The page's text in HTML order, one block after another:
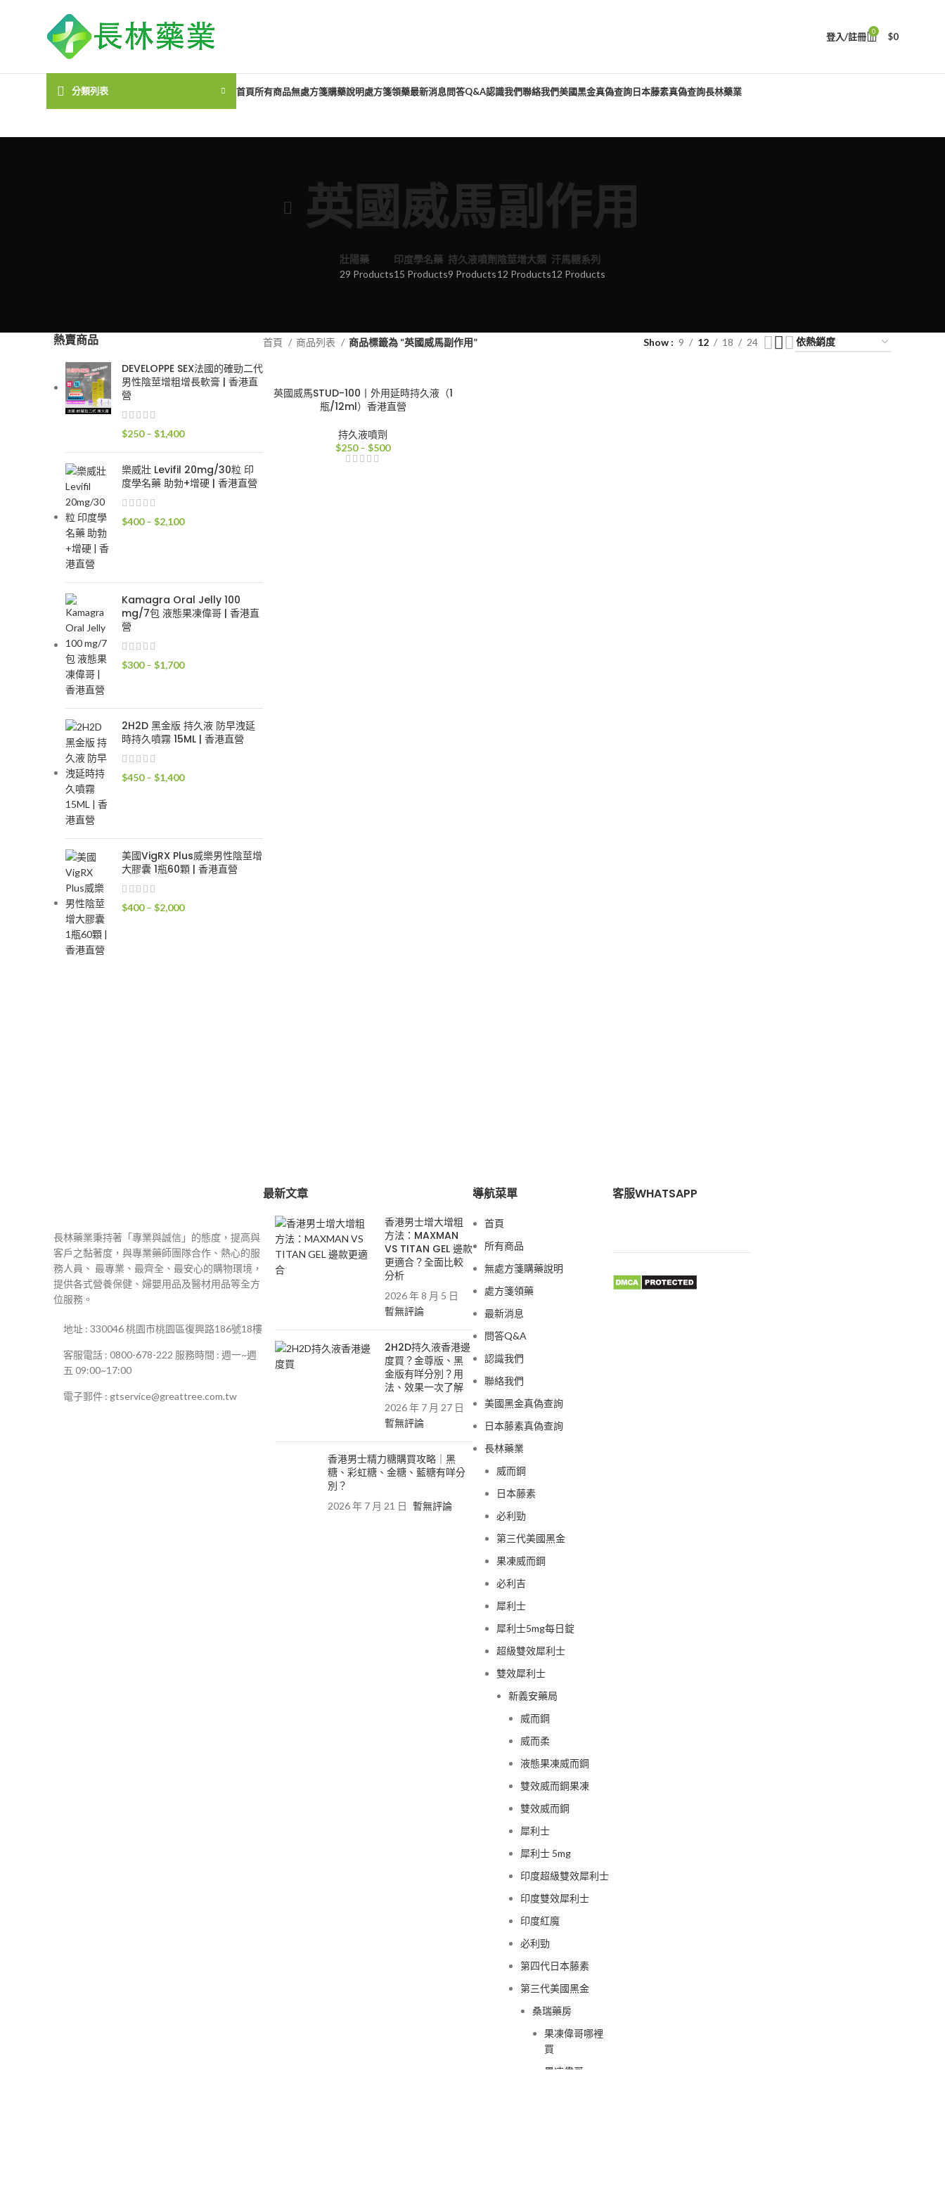
登入/註冊 0 $0
分類列表 首頁所有商品無處方箋購藥說明處方箋領藥最新消息問答Q&A認識我們聯絡我們美國黑金真偽查詢日本藤素真偽查詢長林藥業
英國威馬副作用
壯陽藥
29 Products
印度學名藥
15 Products
持久液噴劑
9 Products
陰莖增大類
12 Products
汗馬糖系列
12 Products
熱賣商品
DEVELOPPE SEX法國的確勁二代
男性陰莖增粗增長軟膏 | 香港直
營
$250 – $1,400價
範
圍：
$1,400
樂威壯 Levifil 20mg/30粒 印
度學名藥 助勃+增硬 | 香港直營
$400 – $2,100價
$400
到
$2,100
Kamagra Oral Jelly 100
mg/7包 液態果凍偉哥 | 香港直
營
$300 – $1,700價
圍：
$300
到
2H2D 黑金版 持久液 防早洩延
時持久噴霧 15ML | 香港直營
$450 – $1,400價
$450
到
$1,400
美國VigRX Plus威樂男性陰莖增
大膠囊 1瓶60顆 | 香港直營
$400 – $2,000價
首頁 商品列表 商品標籤為 “英國威馬副作用” Show 9 12 18 24
英國威馬STUD-100丨外用延時持久液（1
瓶/12ml）香港直營
持久液噴劑
$250 – $500價
長林藥業秉持著「專業與誠信」的態度，提高與
客戶之黏著度，與專業藥師團隊合作、熱心的服
務人員、 最專業、最齊全、最安心的購物環境，
提供各式營養保健、婦嬰用品及醫材用品等全方
位服務。
地址 : 330046 桃園市桃園區復興路186號18樓
客服電話 : 0800-678-222 服務時間 : 週一~週
五 09:00~17:00
電子郵件 : gtservice@greattree.com.tw
最新文章
香港男士增大增粗
方法：MAXMAN
VS TITAN GEL 邊款
更適合？全面比較
分析
2026 年 8 月 5 日
暫無評論
2H2D持久液香港邊
度買？金尊版、黑
金版有咩分別？用
法、效果一次了解
2026 年 7 月 27 日
暫無評論
香港男士精力糖購買攻略｜黑
糖、彩虹糖、金糖、藍糖有咩分
別？
2026 年 7 月 21 日 暫無評論
導航菜單
首頁
所有商品
無處方箋購藥說明
處方箋領藥
最新消息
問答Q&A
認識我們
聯絡我們
美國黑金真偽查詢
日本藤素真偽查詢
長林藥業
威而鋼
日本藤素
必利勁
第三代美國黑金
果凍威而鋼
必利吉
犀利士
犀利士5mg每日錠
超級雙效犀利士
雙效犀利士
新義安藥局
威而鋼
威而柔
液態果凍威而鋼
雙效威而鋼果凍
雙效威而鋼
犀利士
犀利士 5mg
印度超級雙效犀利士
印度雙效犀利士
印度紅魔
必利勁
第四代日本藤素
第三代美國黑金
桑瑞藥房
果凍偉哥哪裡
買
果凍偉哥
客服WHATSAPP